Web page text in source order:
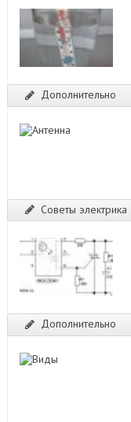
Дополнительно
Советы электрика
Дополнительно